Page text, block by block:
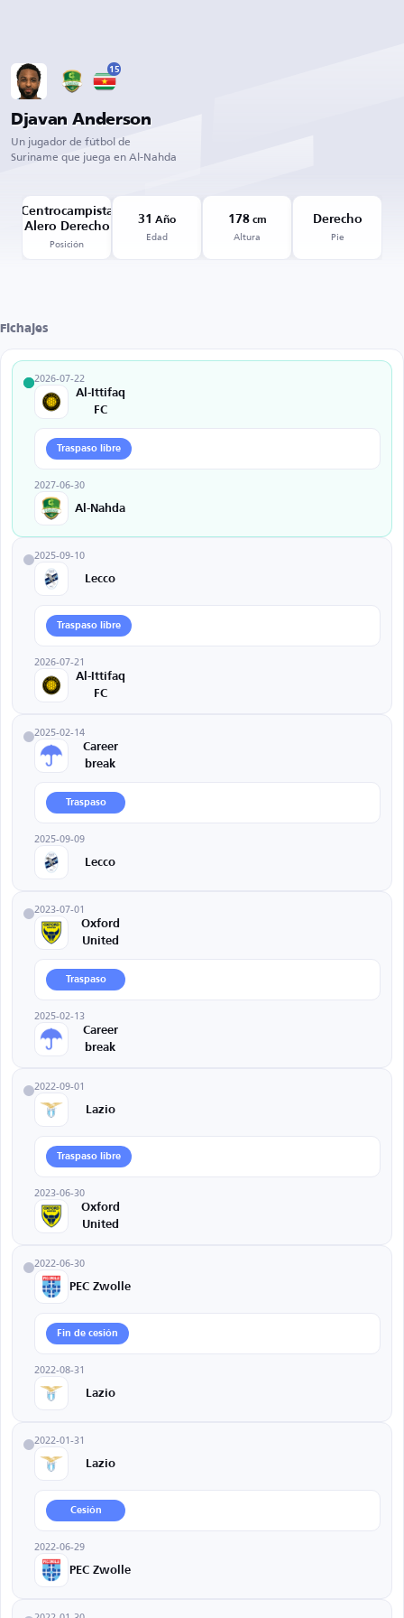
15
Djavan Anderson
Un jugador de fútbol de
Suriname que juega en Al-Nahda
Centrocampista
Alero Derecho
Posición
31 Año
Edad
178cm
Altura
Derecho
Pie
Fichajes
2026-07-22
Al-Ittifaq
FC
Traspaso libre
2027-06-30
Al-Nahda
2025-09-10
Lecco
Traspaso libre
2026-07-21
Al-Ittifaq
FC
2025-02-14
Career
break
Traspaso
2025-09-09
Lecco
2023-07-01
Oxford
United
Traspaso
2025-02-13
Career
break
2022-09-01
Lazio
Traspaso libre
2023-06-30
Oxford
United
2022-06-30
PEC Zwolle
Fin de cesión
2022-08-31
Lazio
2022-01-31
Lazio
Cesión
2022-06-29
PEC Zwolle